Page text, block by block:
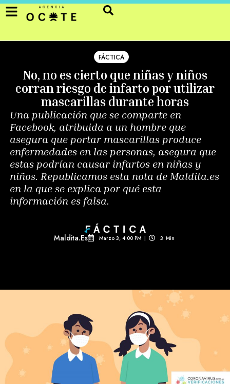
FÁCTICA
No, no es cierto que niñas y niños
corran riesgo de infarto por utilizar
mascarillas durante horas
Una publicación que se comparte en
Facebook, atribuida a un hombre que
asegura que portar mascarillas produce
enfermedades en las personas, asegura que
estas podrían causar infartos en niñas y
niños. Republicamos esta nota de Maldita.es
en la que se explica por qué esta
información es falsa.
Maldita.es Marzo 3, 4:00 PM | 3 Min